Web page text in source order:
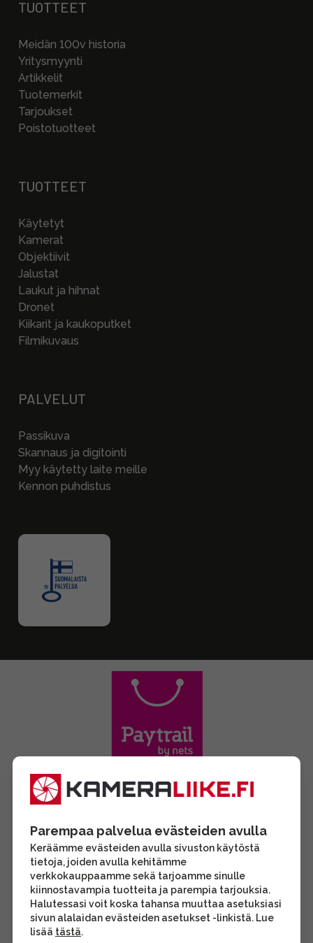
TUOTTEET
Meidän 100v historia
Yritysmyynti
Artikkelit
Tuotemerkit
Tarjoukset
Poistotuotteet
TUOTTEET
Käytetyt
Kamerat
Objektiivit
Jalustat
Laukut ja hihnat
Dronet
Kiikarit ja kaukoputket
Filmikuvaus
PALVELUT
Passikuva
Skannaus ja digitointi
Myy käytetty laite meille
Kennon puhdistus
Parempaa palvelua evästeiden avulla
Keräämme evästeiden avulla sivuston käytöstä
tietoja, joiden avulla kehitämme
verkkokauppaamme sekä tarjoamme sinulle
kiinnostavampia tuotteita ja parempia tarjouksia.
Halutessasi voit koska tahansa muuttaa asetuksiasi
sivun alalaidan evästeiden asetukset -linkistä. Lue
lisää tästä.